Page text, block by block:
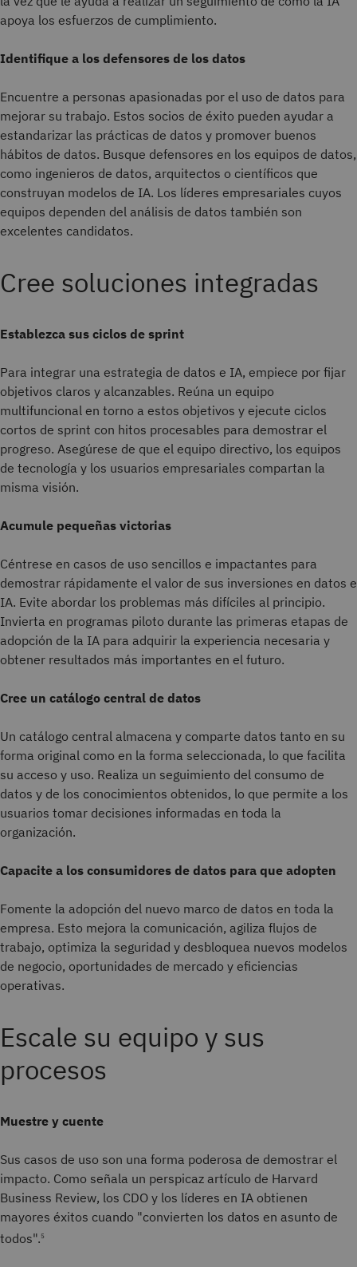
apoya los esfuerzos de cumplimiento.
Identifique a los defensores de los datos
Encuentre a personas apasionadas por el uso de datos para
mejorar su trabajo. Estos socios de éxito pueden ayudar a
estandarizar las prácticas de datos y promover buenos
hábitos de datos. Busque defensores en los equipos de datos,
como ingenieros de datos, arquitectos o científicos que
construyan modelos de IA. Los líderes empresariales cuyos
equipos dependen del análisis de datos también son
excelentes candidatos.
Cree soluciones integradas
Establezca sus ciclos de sprint
Para integrar una estrategia de datos e IA, empiece por fijar
objetivos claros y alcanzables. Reúna un equipo
multifuncional en torno a estos objetivos y ejecute ciclos
cortos de sprint con hitos procesables para demostrar el
progreso. Asegúrese de que el equipo directivo, los equipos
de tecnología y los usuarios empresariales compartan la
misma visión.
Acumule pequeñas victorias
Céntrese en casos de uso sencillos e impactantes para
demostrar rápidamente el valor de sus inversiones en datos e
IA. Evite abordar los problemas más difíciles al principio.
Invierta en programas piloto durante las primeras etapas de
adopción de la IA para adquirir la experiencia necesaria y
obtener resultados más importantes en el futuro.
Cree un catálogo central de datos
Un catálogo central almacena y comparte datos tanto en su
forma original como en la forma seleccionada, lo que facilita
su acceso y uso. Realiza un seguimiento del consumo de
datos y de los conocimientos obtenidos, lo que permite a los
usuarios tomar decisiones informadas en toda la
organización.
Capacite a los consumidores de datos para que adopten
Fomente la adopción del nuevo marco de datos en toda la
empresa. Esto mejora la comunicación, agiliza flujos de
trabajo, optimiza la seguridad y desbloquea nuevos modelos
de negocio, oportunidades de mercado y eficiencias
operativas.
Escale su equipo y sus
procesos
Muestre y cuente
Sus casos de uso son una forma poderosa de demostrar el
impacto. Como señala un perspicaz artículo de Harvard
Business Review, los CDO y los líderes en IA obtienen
mayores éxitos cuando "convierten los datos en asunto de
todos". 5